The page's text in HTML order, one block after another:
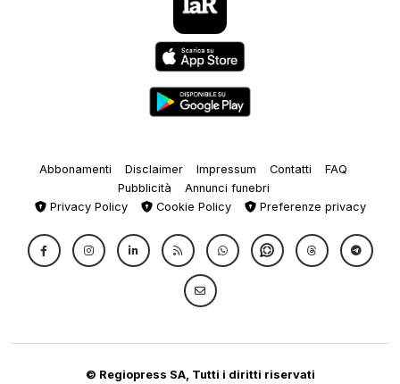
Abbonamenti Disclaimer Impressum Contatti
FAQ
Pubblicità
Annunci funebri
Privacy Policy
Cookie Policy Preferenze privacy
© Regiopress SA, Tutti i diritti riservati